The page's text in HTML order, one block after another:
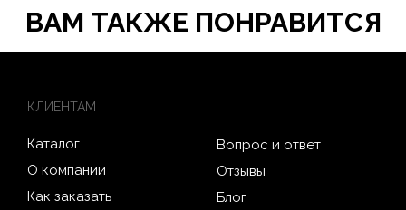
ВАМ ТАКЖЕ ПОНРАВИТСЯ
КЛИЕНТАМ
Каталог
О компании
Как заказать
Вопрос и ответ
Отзывы
Блог